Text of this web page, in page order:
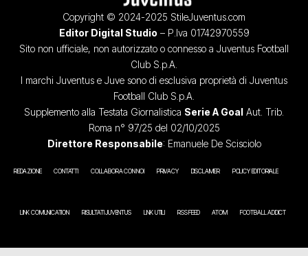
Copyright © 2024-2025 StileJuventus.com
Editor Digital Studio – P.Iva 01742970559
Sito non ufficiale, non autorizzato o connesso a Juventus Football
Club S.p.A.
I marchi Juventus e Juve sono di esclusiva proprietà di Juventus
Football Club S.p.A.
Supplemento alla Testata Giornalistica Serie A Goal Aut. Trib.
Roma n° 97/25 del 02/10/2025
Direttore Responsabile: Emanuele De Scisciolo
REDAZIONE CONTATTI COLLABORA CON NOI PRIVACY DISCLAIMER POLICY EDITORIALE
LINK COMUNICATION RISULTATI JUVENTUS LINK UTILI RSS FEED ATOM FOOTBALL ADDICT